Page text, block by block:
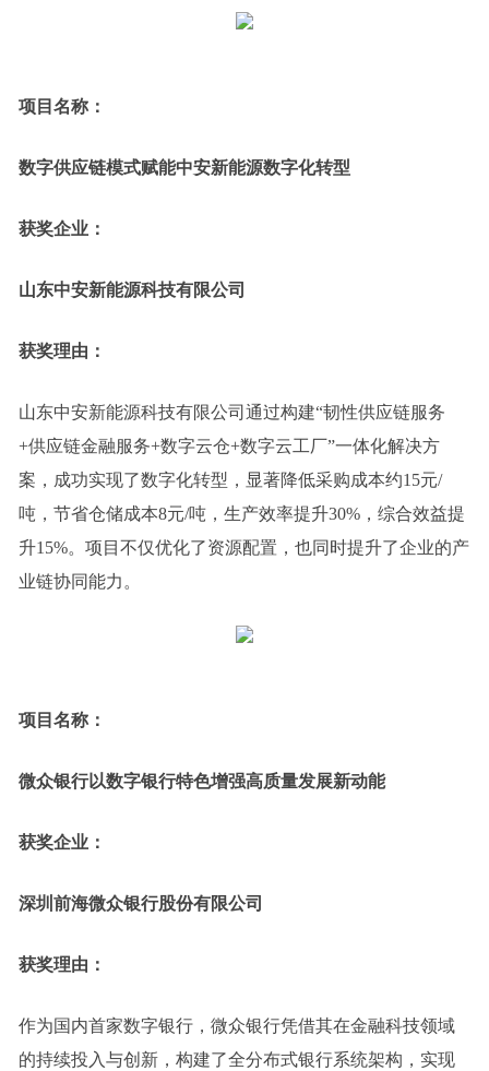
项目名称：
数字供应链模式赋能中安新能源数字化转型
获奖企业：
山东中安新能源科技有限公司
获奖理由：
山东中安新能源科技有限公司通过构建“韧性供应链服务
+供应链金融服务+数字云仓+数字云工厂”一体化解决方
案，成功实现了数字化转型，显著降低采购成本约15元/
吨，节省仓储成本8元/吨，生产效率提升30%，综合效益提
升15%。项目不仅优化了资源配置，也同时提升了企业的产
业链协同能力。
项目名称：
微众银行以数字银行特色增强高质量发展新动能
获奖企业：
深圳前海微众银行股份有限公司
获奖理由：
作为国内首家数字银行，微众银行凭借其在金融科技领域
的持续投入与创新，构建了全分布式银行系统架构，实现